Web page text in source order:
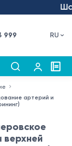
999 RU
артерий и
верхней